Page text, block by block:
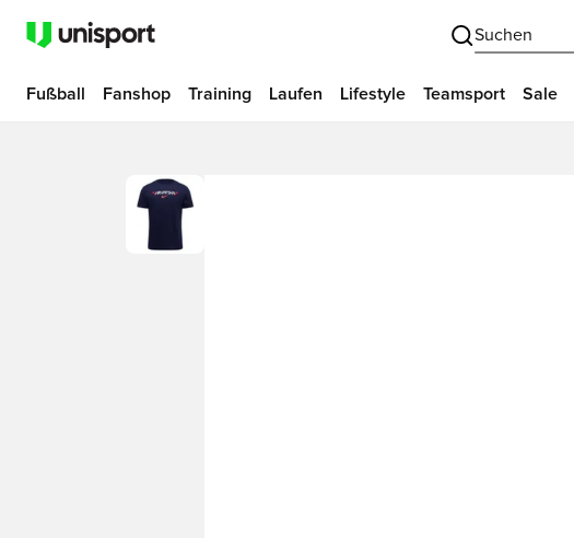
Suchen
Fußball Fanshop Training Laufen Lifestyle Teamsport Sale